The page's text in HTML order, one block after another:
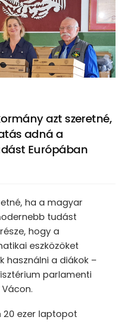
azt szeretné,
adná a
Európában
ha a magyar
tudást
hogy a
eszközöket
használni a diákok –
parlamenti
ezer laptopot